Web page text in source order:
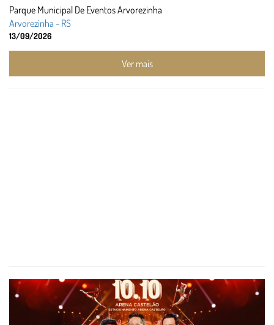
Parque Municipal De Eventos Arvorezinha
Arvorezinha - RS
13/09/2026
Ver mais